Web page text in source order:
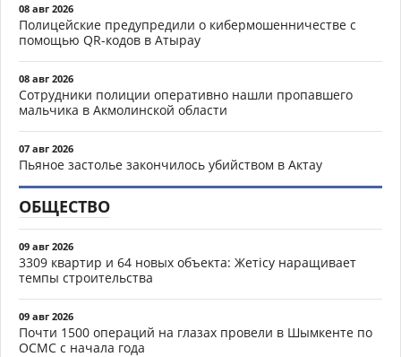
08 авг 2026
Полицейские предупредили о кибермошенничестве с
помощью QR-кодов в Атырау
08 авг 2026
Сотрудники полиции оперативно нашли пропавшего
мальчика в Акмолинской области
07 авг 2026
Пьяное застолье закончилось убийством в Актау
ОБЩЕСТВО
09 авг 2026
3309 квартир и 64 новых объекта: Жетісу наращивает
темпы строительства
09 авг 2026
Почти 1500 операций на глазах провели в Шымкенте по
ОСМС с начала года